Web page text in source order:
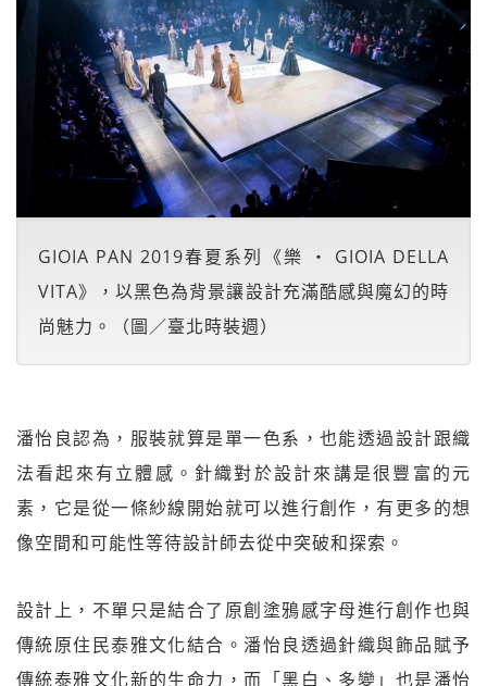
GIOIA PAN 2019春夏系列《樂 ‧ GIOIA DELLA
VITA》，以黑色為背景讓設計充滿酷感與魔幻的時
尚魅力。（圖／臺北時裝週）
潘怡良認為，服裝就算是單一色系，也能透過設計跟織
法看起來有立體感。針織對於設計來講是很豐富的元
素，它是從一條紗線開始就可以進行創作，有更多的想
像空間和可能性等待設計師去從中突破和探索。
設計上，不單只是結合了原創塗鴉感字母進行創作也與
傳統原住民泰雅文化結合。潘怡良透過針織與飾品賦予
傳統泰雅文化新的生命力，而「黑白、多變」也是潘怡